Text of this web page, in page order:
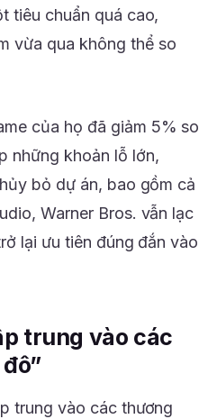
tiêu chuẩn quá cao,
vừa qua không thể so
của họ đã giảm 5% so
những khoản lỗ lớn,
bỏ dự án, bao gồm cả
Warner Bros. vẫn lạc
lại ưu tiên đúng đắn vào
trung vào các
trung vào các thương